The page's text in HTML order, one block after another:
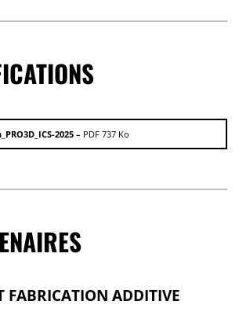
2025 – PDF 737 Ko
FABRICATION ADDITIVE